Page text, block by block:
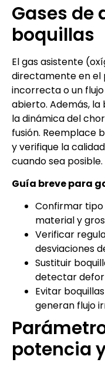
Gases de
boquillas
El gas asistente
directamente en el
incorrecta o un
abierto. Además,
la dinámica del
fusión. Reemplace
y verifique la
cuando sea posible.
Guía breve para
Confirmar
material y
Verificar
desviaciones
Sustituir
detectar
Evitar
generan flujo
potencia